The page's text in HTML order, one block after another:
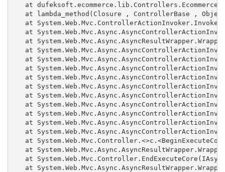
at
at lambda_method(Closure , ControllerBase ,
at
at
at
at
at
at
at
at
at
at
at
at
at
at
at
at
at